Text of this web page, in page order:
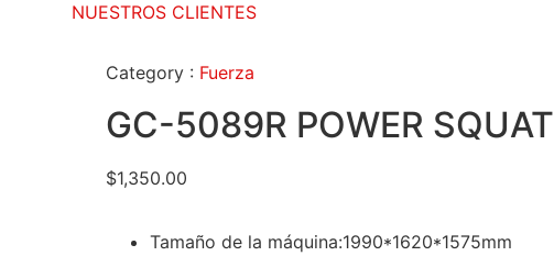
NUESTROS CLIENTES
Category : Fuerza
GC-5089R POWER SQUAT
$1,350.00
Tamaño de la máquina:1990*1620*1575mm